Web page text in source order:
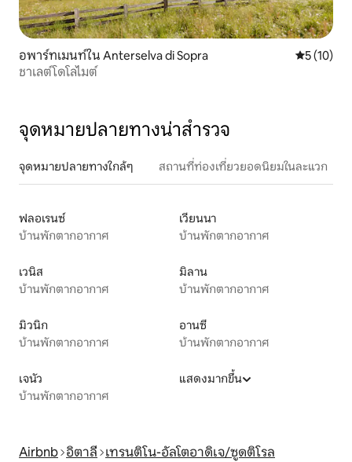
อพาร์ทเมนท์ใน Anterselva di Sopra คะแนนเฉลี่
5 (10)
ชาเลต์โดโลไมต์
จุดหมายปลายทางน่าสำรวจ
จุดหมายปลายทางใกล้ๆ สถานที่ท่องเที่ยวยอดนิยมในละแวก
ฟลอเรนซ์
บ้านพักตากอากาศ
เวียนนา
บ้านพักตากอากาศ
เวนิส
บ้านพักตากอากาศ
มิลาน
บ้านพักตากอากาศ
มิวนิก
บ้านพักตากอากาศ
อานซี
บ้านพักตากอากาศ
เจนัว
บ้านพักตากอากาศ
แสดงมากขึ้น
Airbnb อิตาลี เทรนติโน-อัลโตอาดิเจ/ซูดติโรล